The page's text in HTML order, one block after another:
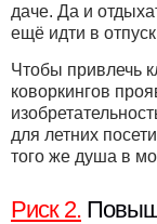
даче. Да и
ещё идти в
Чтобы привлечь
коворкингов
для летних
того же душа в
Риск 2.